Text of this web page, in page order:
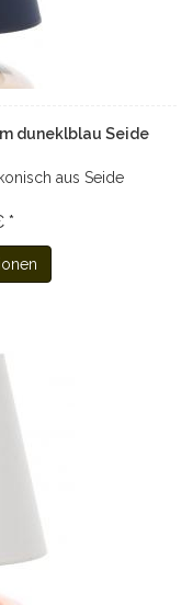
duneklblau Seide
aus Seide
*